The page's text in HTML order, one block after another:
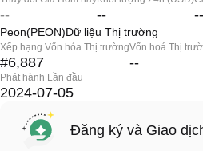
-- -- --
Peon(PEON)Dữ liệu Thị trường
Xếp hạng Vốn hóa Thị trường
#6,887
Vốn hoá Thị
--
Phát hành Lần đầu
2024-07-05
Đăng ký và Giao